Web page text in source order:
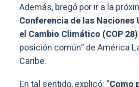
Además, bregó por ir a la
Conferencia de las Naciones
el Cambio Climático (COP 28)
posición común” de América
Caribe.
En tal sentido, explicó: “Como